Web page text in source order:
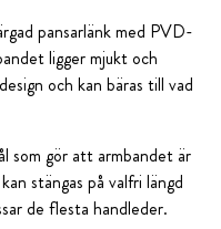
pansarlänk med PVD-
ligger mjukt och
och kan bäras till vad
som gör att armbandet är
stängas på valfri längd
de flesta handleder.